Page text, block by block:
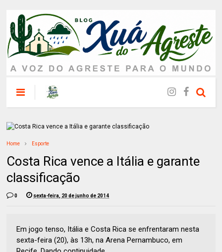
Home Esporte
Costa Rica vence a Itália e garante
classificação
0 sexta-feira, 20 de junho de 2014
Em jogo tenso, Itália e Costa Rica se enfrentaram nesta
sexta-feira (20), às 13h, na Arena Pernambuco, em